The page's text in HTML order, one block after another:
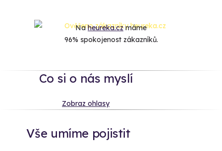
Naheureka.czmáme
96% spokojenost zákazníků.
Co si o nás myslí
Zobraz ohlasy
Vše umíme pojistit